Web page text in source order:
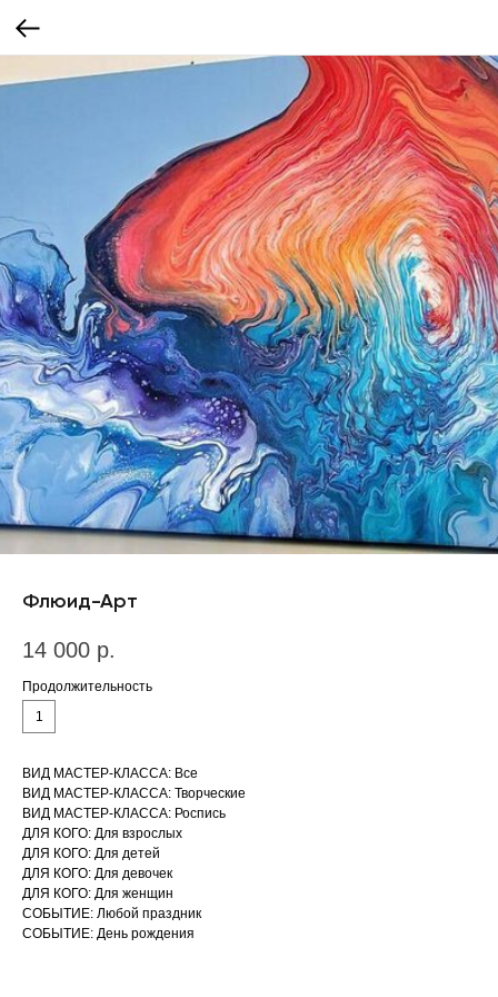
Флюид-Арт
14 000 р.
Продолжительность
1
ВИД МАСТЕР-КЛАССА: Все
ВИД МАСТЕР-КЛАССА: Творческие
ВИД МАСТЕР-КЛАССА: Роспись
ДЛЯ КОГО: Для взрослых
ДЛЯ КОГО: Для детей
ДЛЯ КОГО: Для девочек
ДЛЯ КОГО: Для женщин
СОБЫТИЕ: Любой праздник
СОБЫТИЕ: День рождения